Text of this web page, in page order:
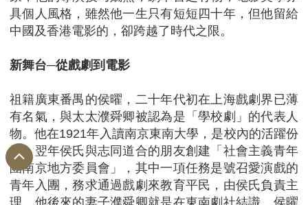
具個人風格，雖然他一生只有短短四十年，但他留給
中國及香港電影的，卻跨越了時代之限。
新舞台─從戲劇到電影
祖籍廣東番禺的侯曜，二十年代初在上海戲劇界已薄
有名氣，與太太濮舜卿被認為是「學校劇」的代表人
物。他在1921年入讀南京東南大學，是校內的活躍份
子。翌年侯氏與志同道合的朋友創建「社會主義青年
團南京地方委員會」，其中一項任務是號召愛演戲的
青年入團，務求通過戲劇來教育平民，由侯氏負責主
理。他後來的妻子濮舜卿就是在東南劇社結識。侯曜